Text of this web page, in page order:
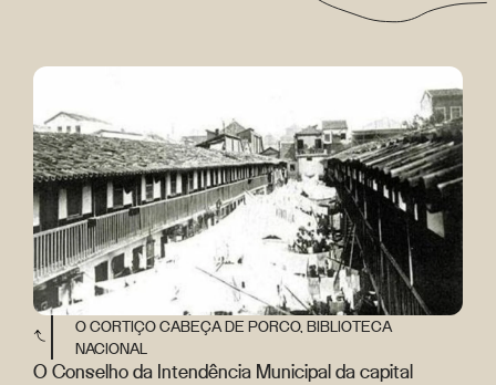
O CORTIÇO CABEÇA DE PORCO, BIBLIOTECA
NACIONAL
O Conselho da Intendência Municipal da capital